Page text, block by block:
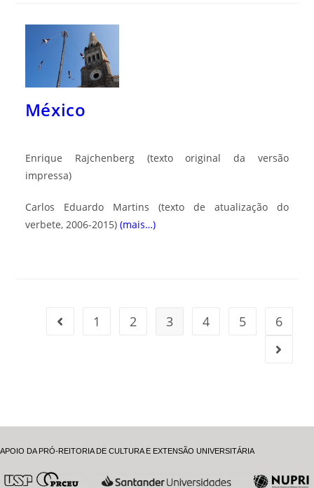
México
Enrique Rajchenberg (texto original da versão
impressa)
Carlos Eduardo Martins (texto de atualização do
verbete, 2006-2015) (mais…)
1 2 3 4 5 6
APOIO DA PRÓ-REITORIA DE CULTURA E EXTENSÃO UNIVERSITÁRIA